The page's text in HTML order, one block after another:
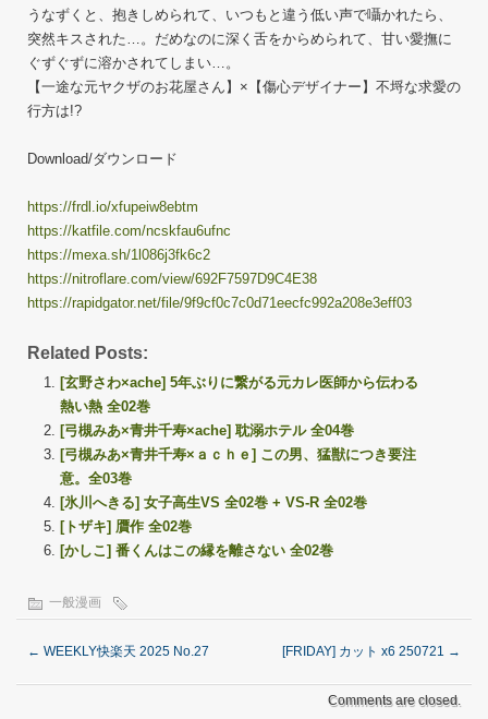
うなずくと、抱きしめられて、いつもと違う低い声で囁かれたら、
突然キスされた…。だめなのに深く舌をからめられて、甘い愛撫に
ぐずぐずに溶かされてしまい…。
【一途な元ヤクザのお花屋さん】×【傷心デザイナー】不埒な求愛の
行方は!?
Download/ダウンロード
https://frdl.io/xfupeiw8ebtm
https://katfile.com/ncskfau6ufnc
https://mexa.sh/1l086j3fk6c2
https://nitroflare.com/view/692F7597D9C4E38
https://rapidgator.net/file/9f9cf0c7c0d71eecfc992a208e3eff03
Related Posts:
[玄野さわ×ache] 5年ぶりに繋がる元カレ医師から伝わる
熱い熱 全02巻
[弓槻みあ×青井千寿×ache] 耽溺ホテル 全04巻
[弓槻みあ×青井千寿×ａｃｈｅ] この男、猛獣につき要注
意。全03巻
[氷川へきる] 女子高生VS 全02巻 + VS-R 全02巻
[トザキ] 贋作 全02巻
[かしこ] 番くんはこの縁を離さない 全02巻
一般漫画
← WEEKLY快楽天 2025 No.27 [FRIDAY] カット x6 250721 →
Comments are closed.